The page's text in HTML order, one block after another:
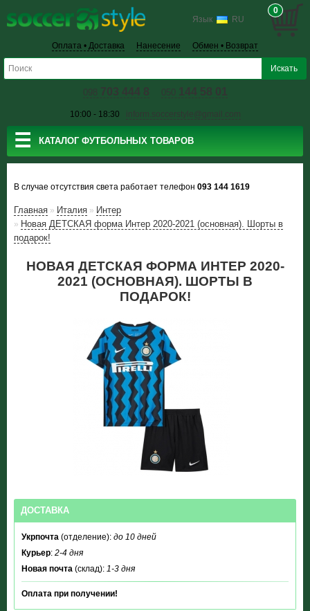
Язык RU
0
Оплата • Доставка Нанесение Обмен • Возврат
098 703 444 8 050 144 58 01
10:00 - 18:30 inform.soccerstyle@gmail.com
☰ КАТАЛОГ ФУТБОЛЬНЫХ ТОВАРОВ
В случае отсутствия света работает телефон 093 144 1619
Главная » Италия » Интер
» Новая ДЕТСКАЯ форма Интер 2020-2021 (основная). Шорты в
подарок!
НОВАЯ ДЕТСКАЯ ФОРМА ИНТЕР 2020-
2021 (ОСНОВНАЯ). ШОРТЫ В
ПОДАРОК!
ДОСТАВКА
Укрпочта (отделение): до 10 дней
Курьер: 2-4 дня
Новая почта (склад): 1-3 дня
Оплата при получении!